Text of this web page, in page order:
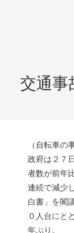
交通事
（自転車の
政府は２７
者数が前年
連続で減少
白書」を閣
０人台にと
年ぶり。